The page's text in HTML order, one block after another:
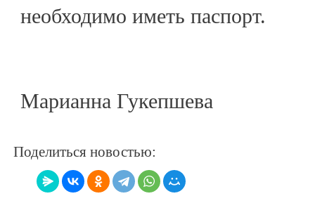
необходимо иметь паспорт.
Марианна Гукепшева
Поделиться новостью: